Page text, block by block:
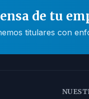
de tu
titulares con